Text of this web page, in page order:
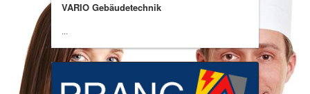
VARIO Gebäudetechnik
...